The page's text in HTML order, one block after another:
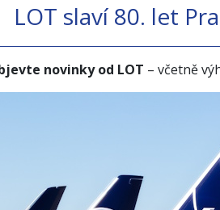
LOT slaví 80. let
novinky od LOT – včetně